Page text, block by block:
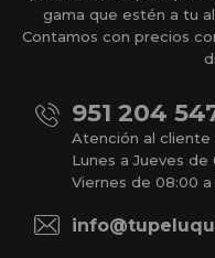
gama que estén a tu
Contamos con precios
951 204
Atención al cliente
Lunes a Jueves de
Viernes de 08:00 a